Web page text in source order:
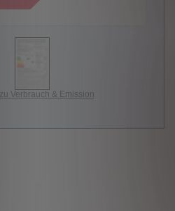
Verbrauch & Emission